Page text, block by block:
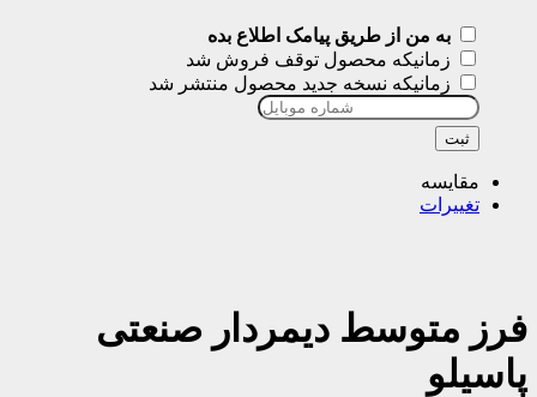
به من از طریق پیامک اطلاع بده
زمانیکه محصول توقف فروش شد
زمانیکه نسخه جدید محصول منتشر شد
ثبت
مقایسه
تغییرات
فرز متوسط دیمردار صنعتی
پاسیلو